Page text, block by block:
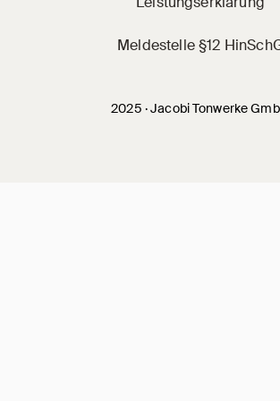
2025 · Jacobi Tonwerke
Meldestelle §12